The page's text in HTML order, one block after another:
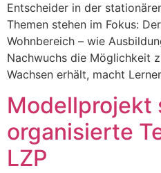
Entscheider in der
Themen stehen im Fokus:
Wohnbereich – wie
Nachwuchs die Möglichkeit
Wachsen erhält, macht
Modellprojekt
organisierte
LZP